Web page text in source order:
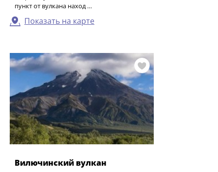
пункт от вулкана наход …
Показать на карте
Вилючинский вулкан